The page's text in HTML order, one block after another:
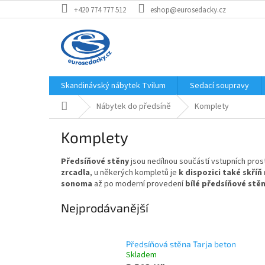
na
+420 774 777 512 eshop@eurosedacky.cz
Skandinávský nábytek Tvilum Sedací soupravy
Domů Nábytek do předsíně Komplety
Komplety
Předsíňové stěnyjsou nedílnou součástí vstupních
zrcadla, u někerých kompletů je k dispozici také skříň
sonoma až po moderní provedeníbílé předsíňové
Nejprodávanější
Předsíňová stěna Tarja beton
Skladem